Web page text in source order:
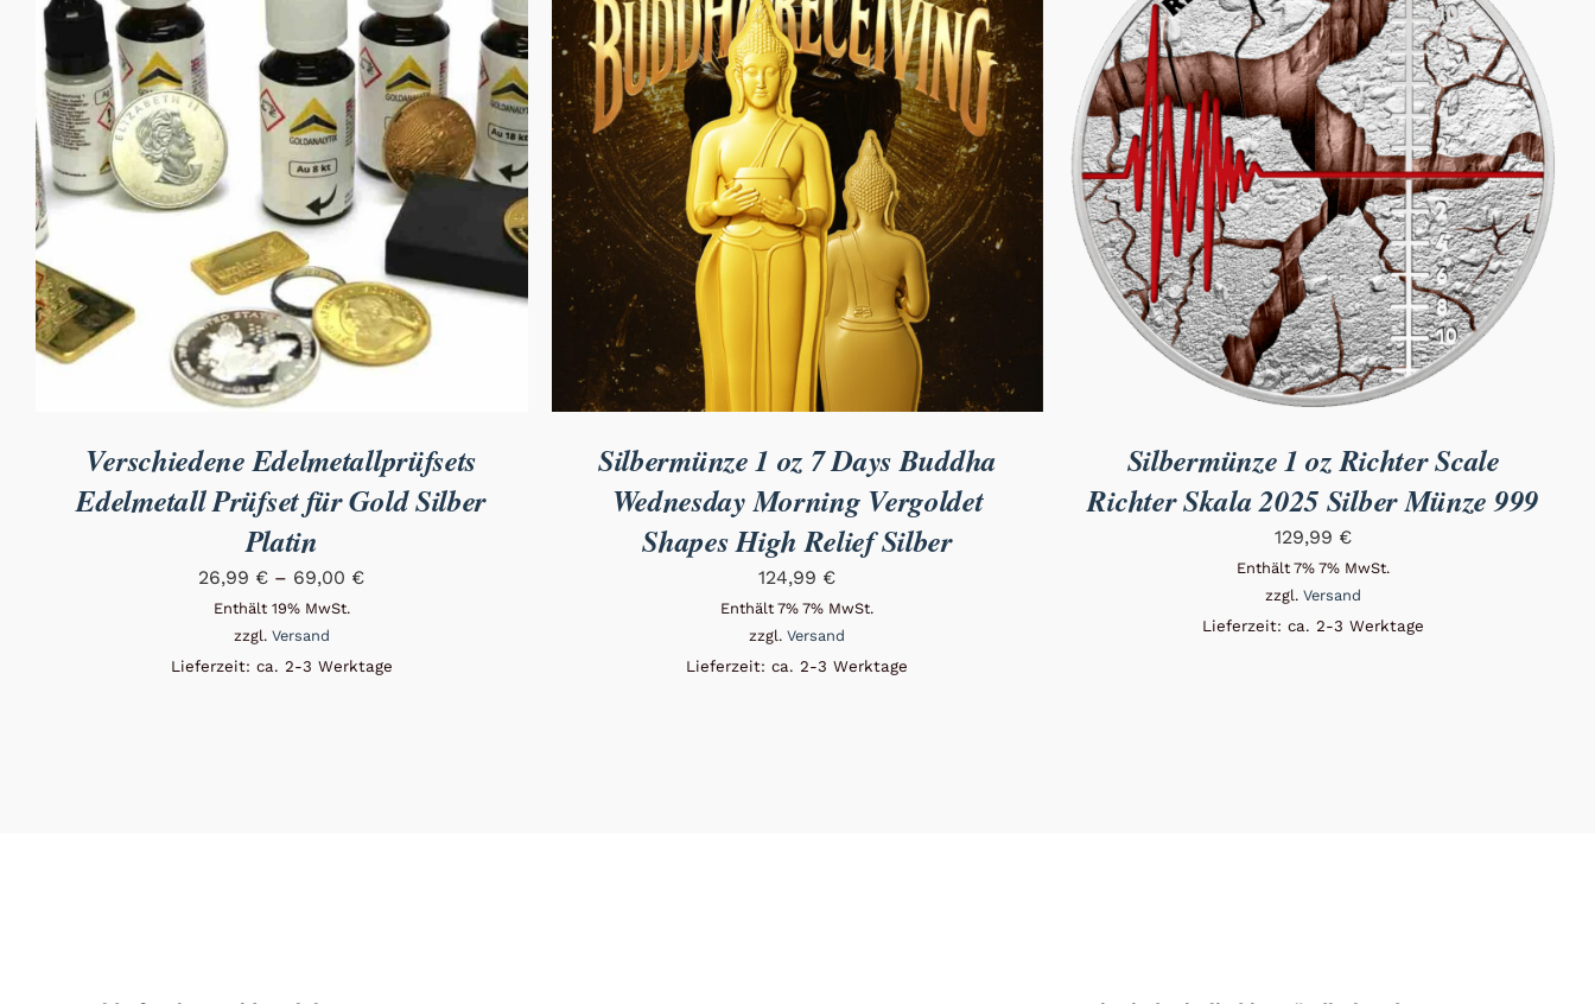
Verschiedene Edelmetallprüfsets
Edelmetall Prüfset für Gold Silber
Platin
26,99 € – 69,00 €Preisspanne:
69,00 €
Enthält 19% MwSt.
zzgl. Versand
Lieferzeit: ca. 2-3 Werktage
Silbermünze 1 oz 7 Days Buddha
Wednesday Morning Vergoldet
Shapes High Relief Silber
124,99 €
Enthält 7% 7% MwSt.
zzgl.Versand
Lieferzeit: ca. 2-3 Werktage
Silbermünze 1 oz Richter Scale
Richter Skala 2025 Silber Münze 999
129,99 €
Enthält 7% 7% MwSt.
zzgl.Versand
Lieferzeit: ca. 2-3 Werktage